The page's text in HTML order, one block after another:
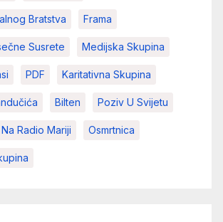
Bratstva Frama
Susrete Medijska Skupina
PDF Karitativna Skupina
Bilten Poziv U Svijetu
Radio Mariji Osmrtnica